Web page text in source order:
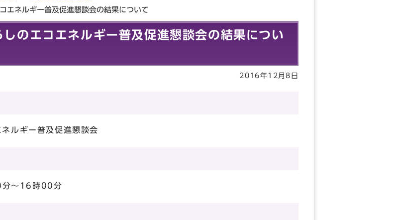
エネルギー普及促進懇談会の結果について
のエコエネルギー普及促進懇談会の結果につい
2016年12月8日
ルギー普及促進懇談会
～16時00分